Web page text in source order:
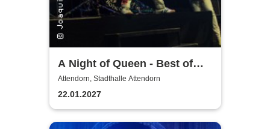
A Night of Queen - Best of
Queen
Attendorn, Stadthalle Attendorn
22.01.2027